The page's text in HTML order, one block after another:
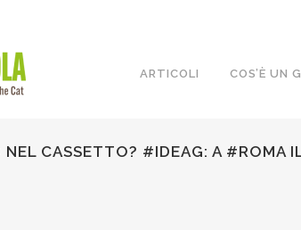
ARTICOLI COS’È UN
CASSETTO? #IDEAG: A #ROMA